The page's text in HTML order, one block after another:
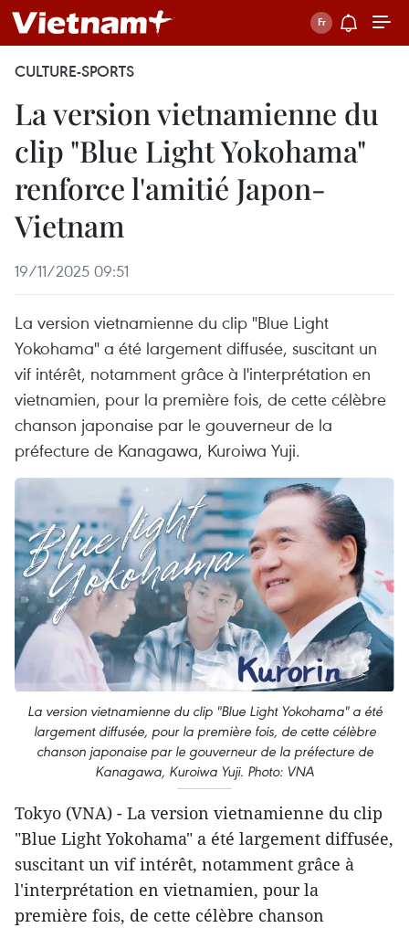
CULTURE-SPORTS
La version vietnamienne du
clip "Blue Light Yokohama"
renforce l'amitié Japon-
Vietnam
19/11/2025 09:51
La version vietnamienne du clip "Blue Light
Yokohama" a été largement diffusée, suscitant un
vif intérêt, notamment grâce à l'interprétation en
vietnamien, pour la première fois, de cette célèbre
chanson japonaise par le gouverneur de la
préfecture de Kanagawa, Kuroiwa Yuji.
La version vietnamienne du clip "Blue Light Yokohama" a été
largement diffusée, pour la première fois, de cette célèbre
chanson japonaise par le gouverneur de la préfecture de
Kanagawa, Kuroiwa Yuji. Photo: VNA
Tokyo (VNA) - La version vietnamienne du clip
"Blue Light Yokohama" a été largement diffusée,
suscitant un vif intérêt, notamment grâce à
l'interprétation en vietnamien, pour la
première fois, de cette célèbre chanson